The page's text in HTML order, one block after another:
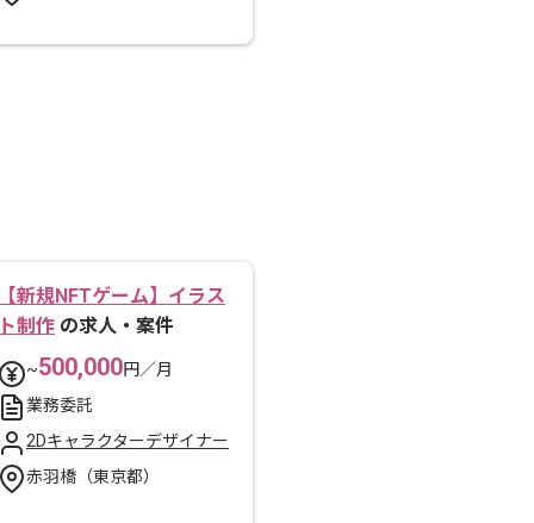
新規NFTゲーム】イラス
制作 の求人・案件
~500,000円／月
業務委託
2Dキャラクターデザイナー
赤羽橋（東京都）